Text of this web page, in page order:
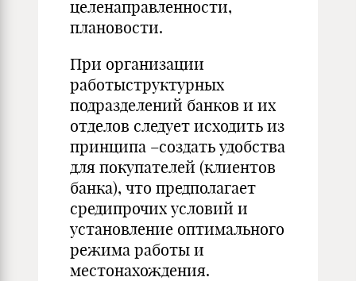
целенаправленности,
плановости.
При организации
работыструктурных
подразделений банков и их
отделов следует исходить из
принципа –создать удобства
для покупателей (клиентов
банка), что предполагает
средипрочих условий и
установление оптимального
режима работы и
местонахождения.